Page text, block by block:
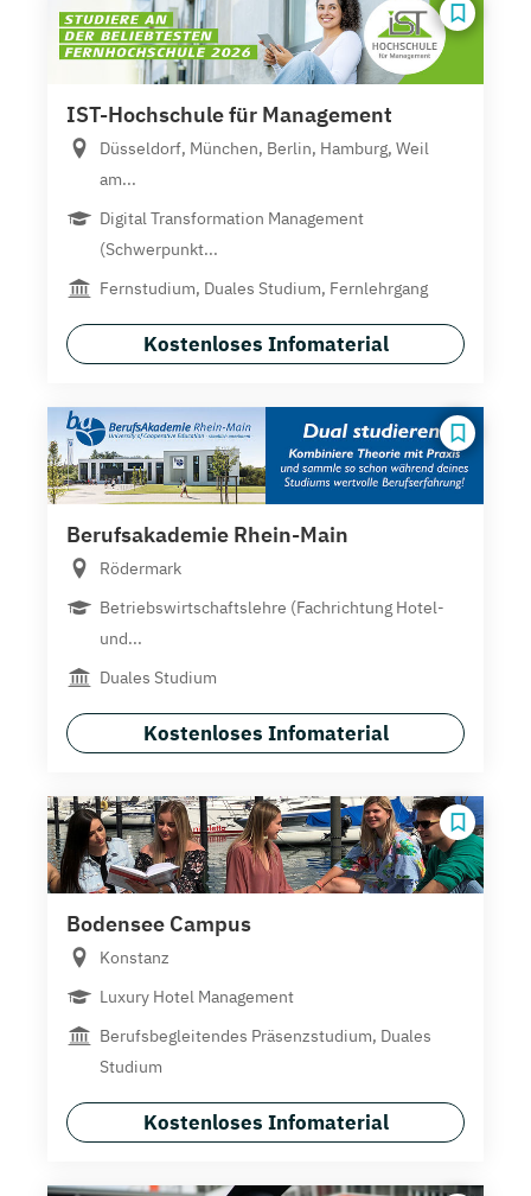
IST-Hochschule für Management
Düsseldorf, München, Berlin, Hamburg, Weil
am...
Digital Transformation Management
(Schwerpunkt...
Fernstudium, Duales Studium, Fernlehrgang
Kostenloses Infomaterial
Berufsakademie Rhein-Main
Rödermark
Betriebswirtschaftslehre (Fachrichtung Hotel-
und...
Duales Studium
Kostenloses Infomaterial
Bodensee Campus
Konstanz
Luxury Hotel Management
Berufsbegleitendes Präsenzstudium, Duales
Studium
Kostenloses Infomaterial